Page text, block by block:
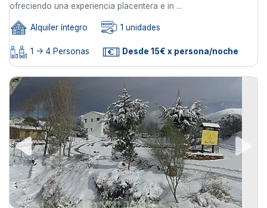
ofreciendo una experiencia placentera e in ...
Alquiler íntegro 1 unidades
1 -> 4 Personas Desde 15€ x persona/noche